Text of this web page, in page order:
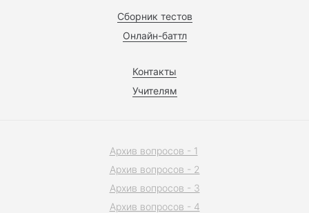
Сборник тестов
Онлайн-баттл
Контакты
Учителям
Архив вопросов - 1
Архив вопросов - 2
Архив вопросов - 3
Архив вопросов - 4